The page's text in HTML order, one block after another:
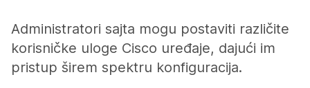
Administratori sajta mogu postaviti različite
korisničke uloge Cisco uređaje, dajući im
pristup širem spektru konfiguracija.